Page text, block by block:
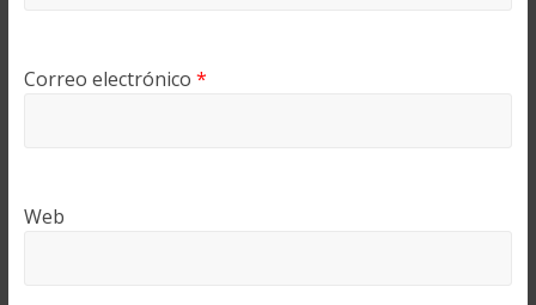
Correo electrónico *
Web